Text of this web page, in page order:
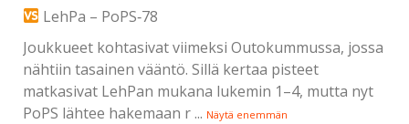
LehPa – PoPS‑78
Joukkueet kohtasivat viimeksi Outokummussa, jossa
nähtiin tasainen vääntö. Sillä kertaa pisteet
matkasivat LehPan mukana lukemin 1–4, mutta nyt
PoPS lähtee hakemaan r... Näytä enemmän